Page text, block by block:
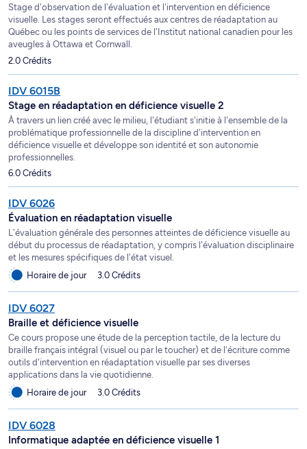
Stage d'observation de l'évaluation et l'intervention en déficience
visuelle. Les stages seront effectués aux centres de réadaptation au
Québec ou les points de services de l'Institut national canadien pour les
aveugles à Ottawa et Cornwall.
2.0 Crédits
IDV 6015B
Stage en réadaptation en déficience visuelle 2
À travers un lien créé avec le milieu, l'étudiant s'initie à l'ensemble de la
problématique professionnelle de la discipline d'intervention en
déficience visuelle et développe son identité et son autonomie
professionnelles.
6.0 Crédits
IDV 6026
Évaluation en réadaptation visuelle
L'évaluation générale des personnes atteintes de déficience visuelle au
début du processus de réadaptation, y compris l'évaluation disciplinaire
et les mesures spécifiques de l'état visuel.
Horaire de jour
3.0 Crédits
IDV 6027
Braille et déficience visuelle
Ce cours propose une étude de la perception tactile, de la lecture du
braille français intégral (visuel ou par le toucher) et de l'écriture comme
outils d'intervention en réadaptation visuelle par ses diverses
applications dans la vie quotidienne.
Horaire de jour
3.0 Crédits
IDV 6028
Informatique adaptée en déficience visuelle 1